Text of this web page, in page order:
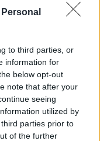
to third parties, or
information for
below opt-out
note that after your
seeing
utilized by
parties prior to
of the further